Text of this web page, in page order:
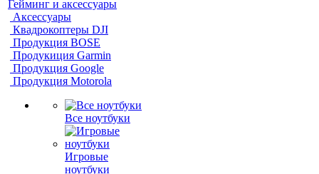
Гейминг и аксессуары
Аксессуары
Квадрокоптеры DJI
Продукция BOSE
Продукиция Garmin
Продукция Google
Продукция Motorola
Все ноутбуки
Игровые
ноутбуки